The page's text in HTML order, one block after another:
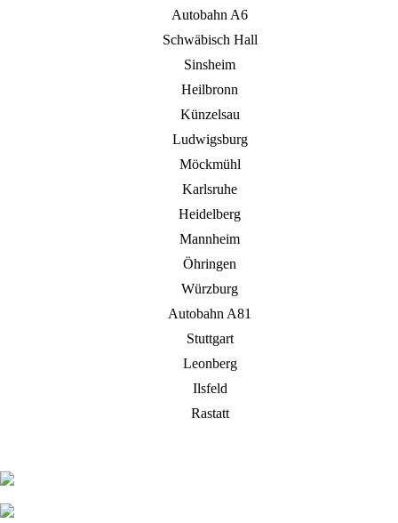
Autobahn A6
Schwäbisch Hall
Sinsheim
Heilbronn
Künzelsau
Ludwigsburg
Möckmühl
Karlsruhe
Heidelberg
Mannheim
Öhringen
Würzburg
Autobahn A81
Stuttgart
Leonberg
Ilsfeld
Rastatt